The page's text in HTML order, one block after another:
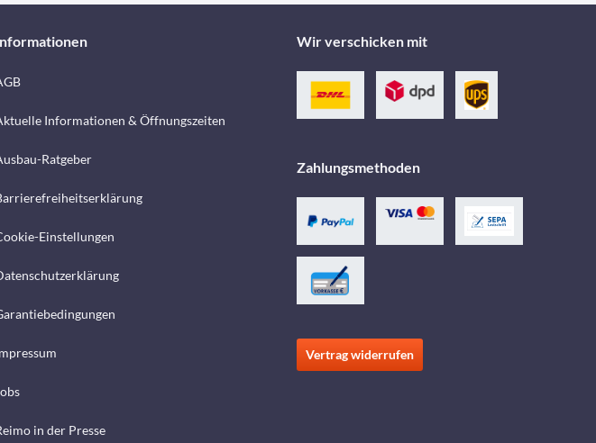
Informationen & Öffnungszeiten
Ratgeber
Einstellungen
in der Presse
Wir verschicken mit
Zahlungsmethoden
Vertrag widerrufen